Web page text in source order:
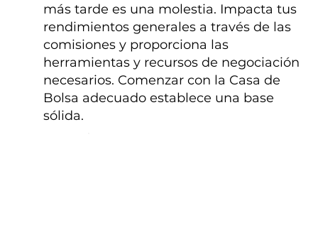
más tarde es una molestia. Impacta tus
rendimientos generales a través de las
comisiones y proporciona las
herramientas y recursos de negociación
necesarios. Comenzar con la Casa de
Bolsa adecuado establece una base
sólida.